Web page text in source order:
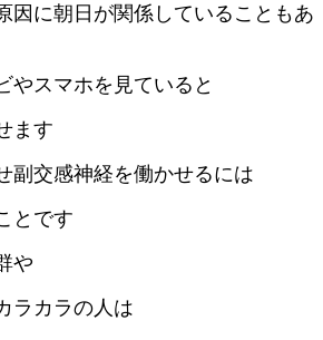
因に朝日が関係していることもあ
やスマホを見ていると
ます
副交感神経を働かせるには
とです
や
ラカラの人は